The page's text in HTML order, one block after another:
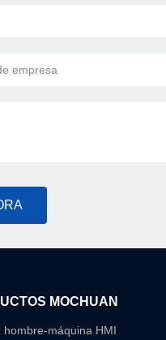
empresa
MOCHUAN
hombre-máquina HMI